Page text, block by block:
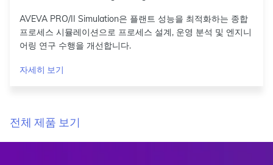
AVEVA PRO/II Simulation은 플랜트 성능을 최적화하는 종합
프로세스 시뮬레이션으로 프로세스 설계, 운영 분석 및 엔지니
어링 연구 수행을 개선합니다.
자세히 보기
전체 제품 보기